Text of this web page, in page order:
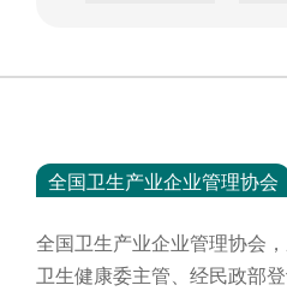
全国卫生产业企业管理协会
全国卫生产业企业管理协会
卫生健康委主管、经民政部